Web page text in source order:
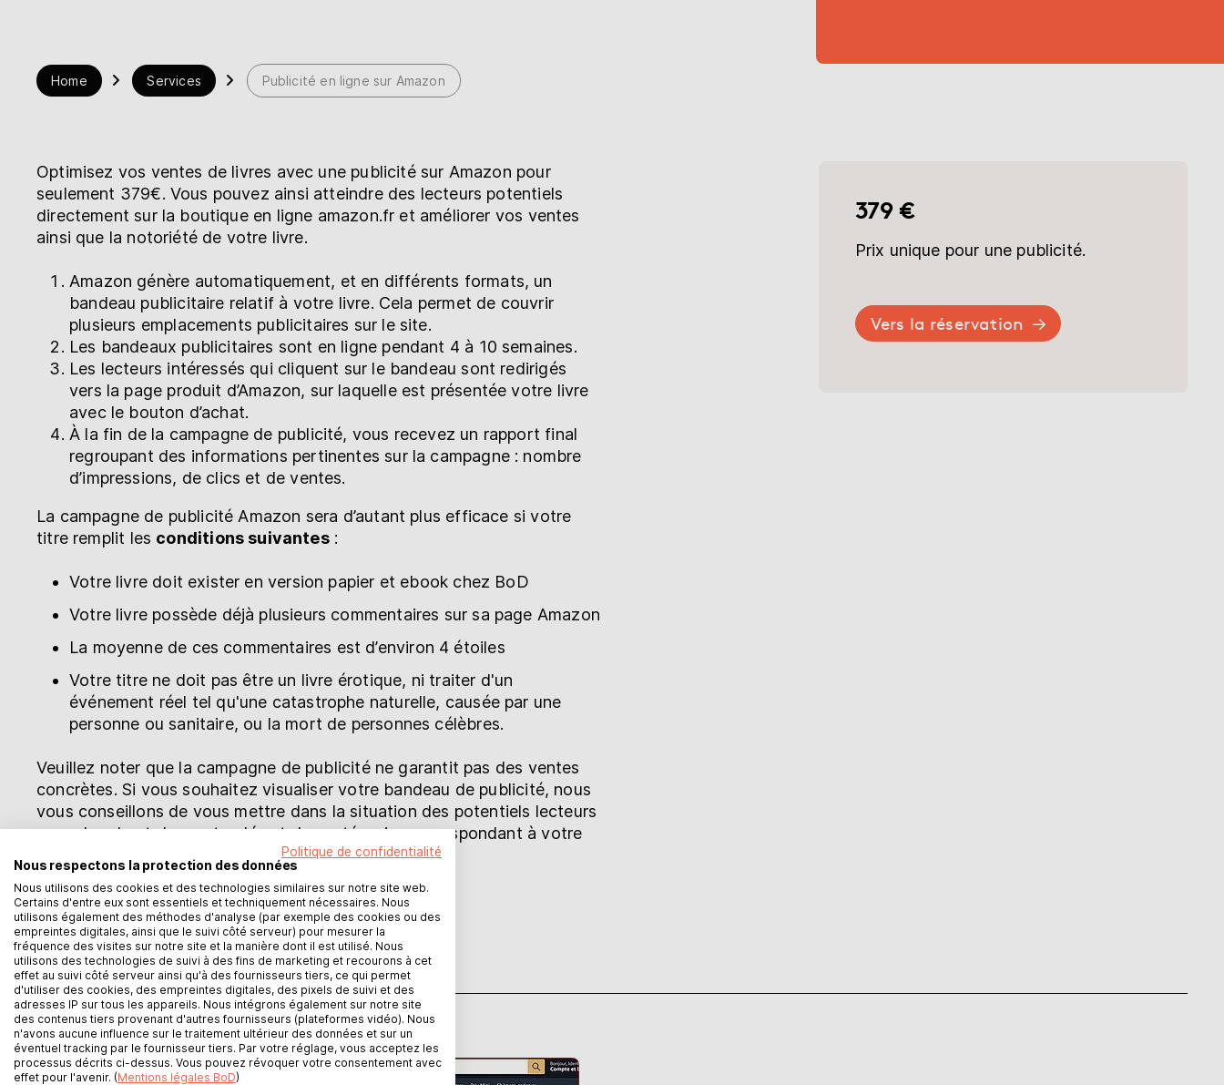
Aide
Home Services Publicité en ligne sur Amazon
Optimisez vos ventes de livres avec une publicité sur Amazon pour
seulement 379€. Vous pouvez ainsi atteindre des lecteurs potentiels
directement sur la boutique en ligne amazon.fr et améliorer vos ventes
ainsi que la notoriété de votre livre.
Amazon génère automatiquement, et en différents formats, un
bandeau publicitaire relatif à votre livre. Cela permet de couvrir
plusieurs emplacements publicitaires sur le site.
Les bandeaux publicitaires sont en ligne pendant 4 à 10 semaines.
Les lecteurs intéressés qui cliquent sur le bandeau sont redirigés
vers la page produit d’Amazon, sur laquelle est présentée votre livre
avec le bouton d’achat.
À la fin de la campagne de publicité, vous recevez un rapport final
regroupant des informations pertinentes sur la campagne : nombre
d’impressions, de clics et de ventes.
La campagne de publicité Amazon sera d’autant plus efficace si votre
titre remplit les conditions suivantes:
Votre livre doit exister en version papier et ebook chez BoD
Votre livre possède déjà plusieurs commentaires sur sa page Amazon
La moyenne de ces commentaires est d’environ 4 étoiles
Votre titre ne doit pas être un livre érotique, ni traiter d'un
événement réel tel qu'une catastrophe naturelle, causée par une
personne ou sanitaire, ou la mort de personnes célèbres.
Veuillez noter que la campagne de publicité ne garantit pas des ventes
concrètes. Si vous souhaitez visualiser votre bandeau de publicité, nous
vous conseillons de vous mettre dans la situation des potentiels lecteurs
en recherchant des mots-clés et des catégories correspondant à votre
379 €
Prix unique pour une publicité.
Vers la réservation
BoD sur Instagram
Politique de confidentialité
Nous respectons la protection des données
Nous utilisons des cookies et des technologies similaires sur notre site web.
Certains d'entre eux sont essentiels et techniquement nécessaires. Nous
utilisons également des méthodes d'analyse (par exemple des cookies ou des
empreintes digitales, ainsi que le suivi côté serveur) pour mesurer la
fréquence des visites sur notre site et la manière dont il est utilisé. Nous
utilisons des technologies de suivi à des fins de marketing et recourons à cet
effet au suivi côté serveur ainsi qu'à des fournisseurs tiers, ce qui permet
d'utiliser des cookies, des empreintes digitales, des pixels de suivi et des
adresses IP sur tous les appareils. Nous intégrons également sur notre site
des contenus tiers provenant d'autres fournisseurs (plateformes vidéo). Nous
n'avons aucune influence sur le traitement ultérieur des données et sur un
éventuel tracking par le fournisseur tiers. Par votre réglage, vous acceptez les
processus décrits ci-dessus. Vous pouvez révoquer votre consentement avec
effet pour l'avenir. (Mentions légales BoD)